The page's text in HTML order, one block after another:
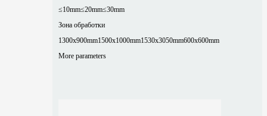
≤10mm≤20mm≤30mm
Зона обработки
1300x900mm1500x1000mm1530x3050mm600x600mm
More parameters